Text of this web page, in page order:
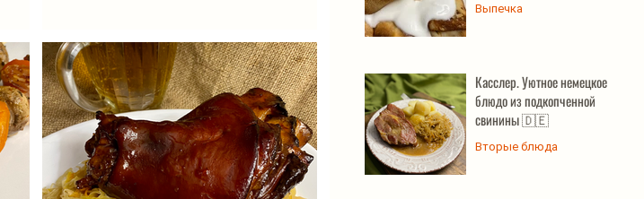
Выпечка
Касслер. Уютное немецкое
блюдо из подкопченной
свинины 🇩🇪
Вторые блюда